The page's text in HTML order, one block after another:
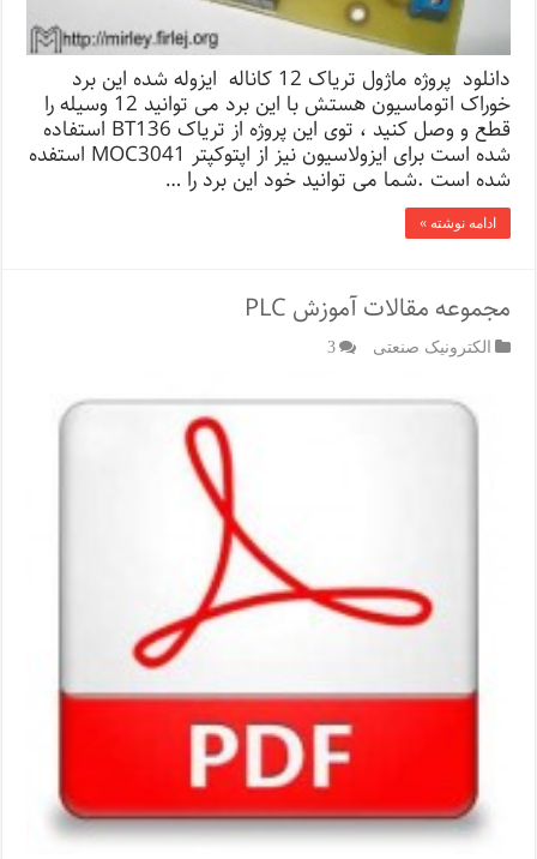
دانلود پروژه ماژول تریاک 12 کاناله ایزوله شده این برد
خوراک اتوماسیون هستش با این برد می توانید 12 وسیله را
قطع و وصل کنید ، توی این پروژه از تریاک BT136 استفاده
شده است برای ایزولاسیون نیز از اپتوکپتر MOC3041 استفده
شده است .شما می توانید خود این برد را …
ادامه نوشته »
مجموعه مقالات آموزش PLC
الکترونیک صنعتی 3